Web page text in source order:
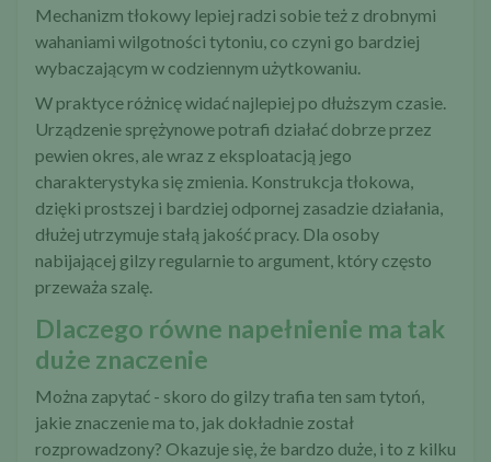
Mechanizm tłokowy lepiej radzi sobie też z drobnymi
wahaniami wilgotności tytoniu, co czyni go bardziej
wybaczającym w codziennym użytkowaniu.
W praktyce różnicę widać najlepiej po dłuższym czasie.
Urządzenie sprężynowe potrafi działać dobrze przez
pewien okres, ale wraz z eksploatacją jego
charakterystyka się zmienia. Konstrukcja tłokowa,
dzięki prostszej i bardziej odpornej zasadzie działania,
dłużej utrzymuje stałą jakość pracy. Dla osoby
nabijającej gilzy regularnie to argument, który często
przeważa szalę.
Dlaczego równe napełnienie ma tak
duże znaczenie
Można zapytać - skoro do gilzy trafia ten sam tytoń,
jakie znaczenie ma to, jak dokładnie został
rozprowadzony? Okazuje się, że bardzo duże, i to z kilku